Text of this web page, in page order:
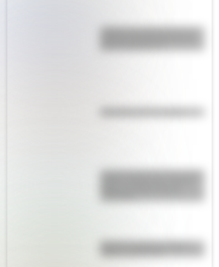
¿Sabías que Argentina tuvo la
alta de Sudamérica?
La gran hazaña del Cruce de los
Bandera de Bolivia: historia,
origen y significado